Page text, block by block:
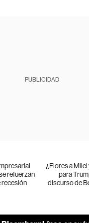
PUBLICIDAD
refuerzan
recesión
¿Flores a
para
discurso de